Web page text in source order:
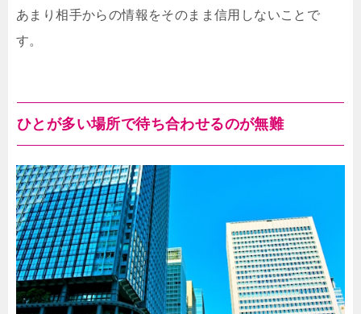
あまり相手からの情報をそのまま信用しないことで
す。
ひとが多い場所で待ち合わせるのが無難